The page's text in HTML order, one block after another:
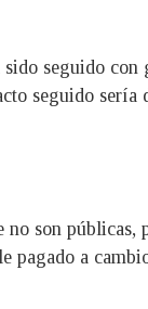
seguido con
seguido sería
son públicas,
pagado a